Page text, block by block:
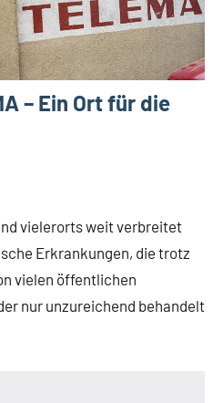
– Ein Ort für die
vielerorts weit verbreitet
Erkrankungen, die trotz
vielen öffentlichen
nur unzureichend behandelt